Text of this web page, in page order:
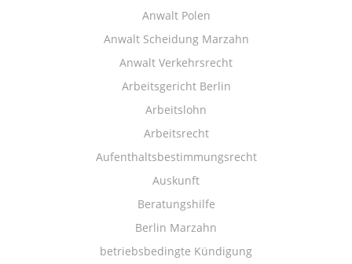
Anwalt Polen
Anwalt Scheidung Marzahn
Anwalt Verkehrsrecht
Arbeitsgericht Berlin
Arbeitslohn
Arbeitsrecht
Aufenthaltsbestimmungsrecht
Auskunft
Beratungshilfe
Berlin Marzahn
betriebsbedingte Kündigung